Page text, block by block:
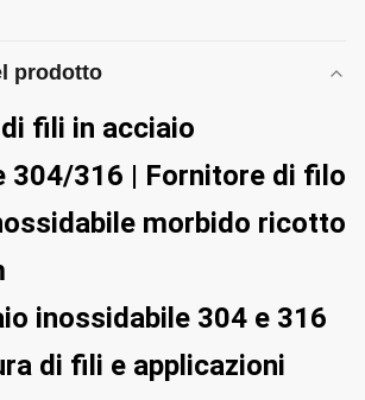
prodotto
fili in acciaio
304/316 | Fornitore di filo
morbido ricotto
inossidabile 304 e 316
di fili e applicazioni